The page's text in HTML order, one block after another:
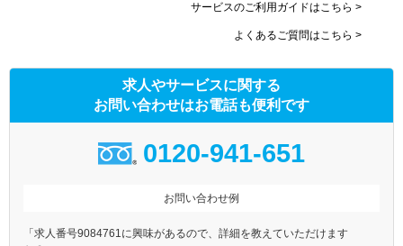
サービスのご利用ガイドはこちら >
よくあるご質問はこちら >
求人やサービスに関する
お問い合わせはお電話も便利です
0120-941-651
お問い合わせ例
「求人番号9084761に興味があるので、詳細を教えていただけます